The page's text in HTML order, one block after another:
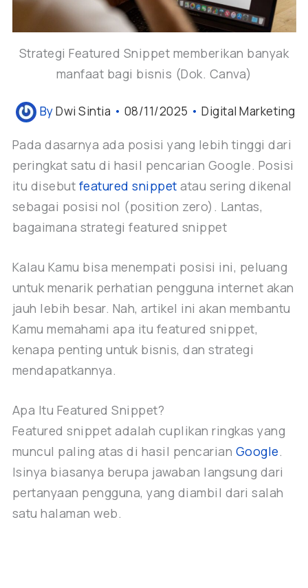
Strategi Featured Snippet memberikan banyak
manfaat bagi bisnis (Dok. Canva)
ByDwi Sintia • 08/11/2025 • Digital Marketing
Pada dasarnya ada posisi yang lebih tinggi dari
peringkat satu di hasil pencarian Google. Posisi
itu disebut featured snippet atau sering dikenal
sebagai posisi nol (position zero). Lantas,
bagaimana strategi featured snippet
Kalau Kamu bisa menempati posisi ini, peluang
untuk menarik perhatian pengguna internet akan
jauh lebih besar. Nah, artikel ini akan membantu
Kamu memahami apa itu featured snippet,
kenapa penting untuk bisnis, dan strategi
mendapatkannya.
Apa Itu Featured Snippet?
Featured snippet adalah cuplikan ringkas yang
muncul paling atas di hasil pencarian Google.
Isinya biasanya berupa jawaban langsung dari
pertanyaan pengguna, yang diambil dari salah
satu halaman web.